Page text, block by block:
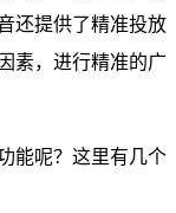
还提供了精准投放
素，进行精准的广
能呢？这里有几个